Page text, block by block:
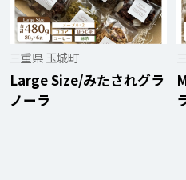
三重県 玉城町
Large Size/みたされグラ
ノーラ